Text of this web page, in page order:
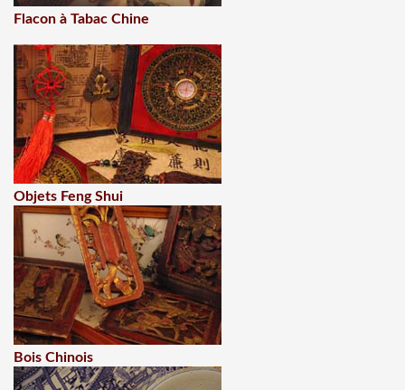
Flacon à Tabac Chine
Objets Feng Shui
Bois Chinois